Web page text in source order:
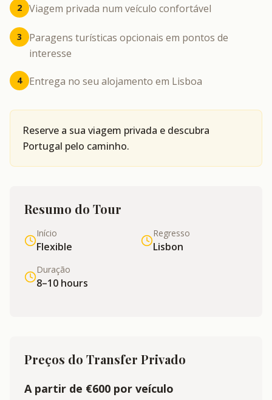
2 Viagem privada num veículo confortável
3
Paragens turísticas opcionais em pontos de
interesse
4 Entrega no seu alojamento em Lisboa
Reserve a sua viagem privada e descubra
Portugal pelo caminho.
Resumo do Tour
Início
Flexible
Regresso
Lisbon
Duração
8–10 hours
Preços do Transfer Privado
A partir de €600 por veículo